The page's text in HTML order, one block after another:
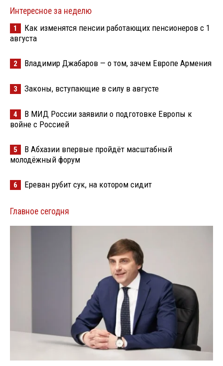
Интересное за неделю
1
Как изменятся пенсии работающих пенсионеров с 1
августа
2 Владимир Джабаров — о том, зачем Европе Армения
3 Законы, вступающие в силу в августе
4
В МИД России заявили о подготовке Европы к
войне с Россией
5
В Абхазии впервые пройдёт масштабный
молодёжный форум
6 Ереван рубит сук, на котором сидит
Главное сегодня